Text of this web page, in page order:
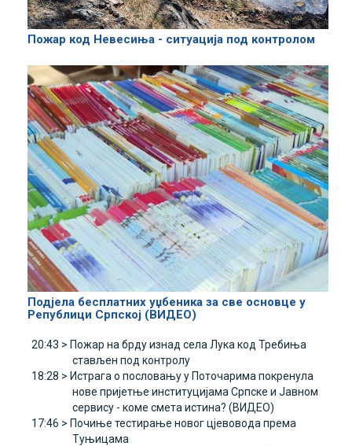
Пожар код Невесиња - ситуација под контролом
Подјела бесплатних уџбеника за све основце у
Републици Српској (ВИДЕО)
20:43 > Пожар на брду изнад села Лука код Требиња
стављен под контролу
18:28 > Истрага о пословању у Поточарима покренула
нове пријетње институцијама Српске и Јавном
сервису - коме смета истина? (ВИДЕО)
17:46 > Почиње тестирање новог цјевовода према
Туњицама